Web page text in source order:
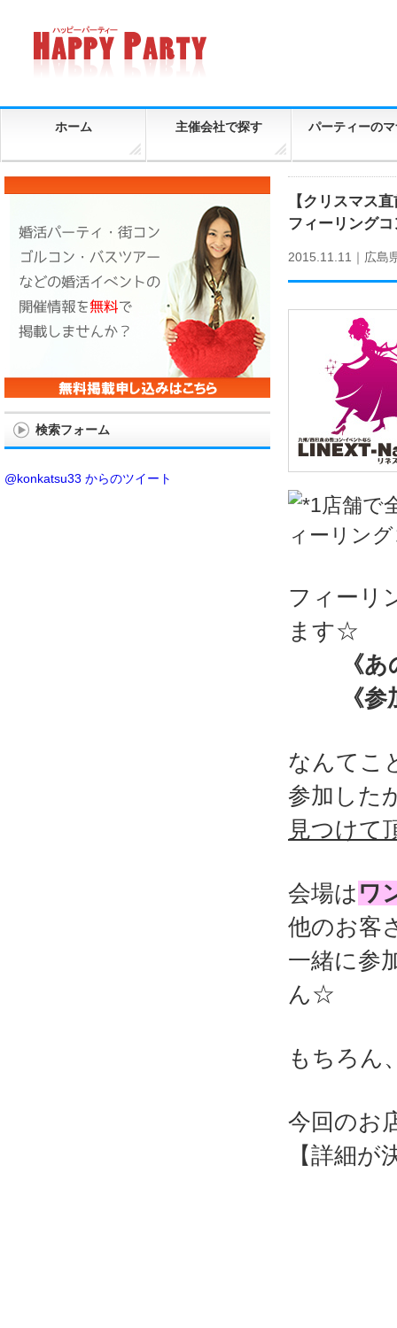
ホーム 主催会社で探す パーティーの
【クリスマス
フィーリング
2015.11.11｜ 広島
フィーリ
ます☆
《
《
なんてこ
参加した
見つけて
会場は ワ
他のお客
一緒に参
ん☆
もちろん
今回のお
【詳細が
検索フォーム
@konkatsu33 からのツイート